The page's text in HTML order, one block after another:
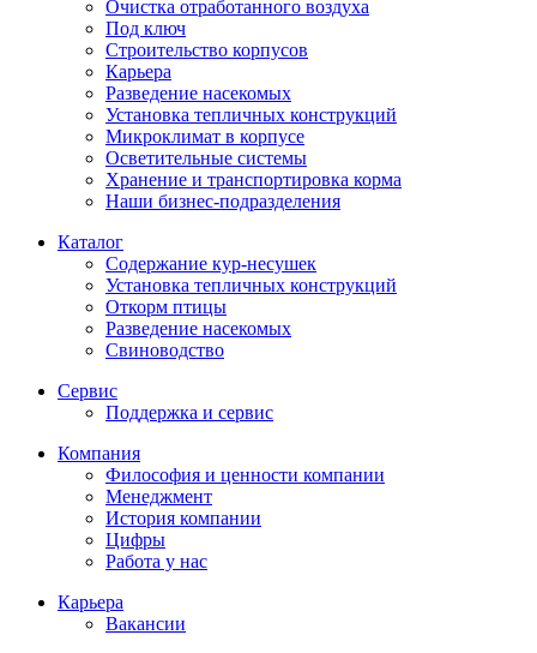
Очистка отработанного воздуха
Под ключ
Строительство корпусов
Карьера
Разведение насекомых
Установка тепличных конструкций
Микроклимат в корпусе
Осветительные системы
Хранение и транспортировка корма
Наши бизнес-подразделения
Каталог
Содержание кур-несушек
Установка тепличных конструкций
Откорм птицы
Разведение насекомых
Свиноводство
Сервис
Поддержка и сервис
Компания
Философия и ценности компании
Менеджмент
История компании
Цифры
Работа у нас
Карьера
Вакансии